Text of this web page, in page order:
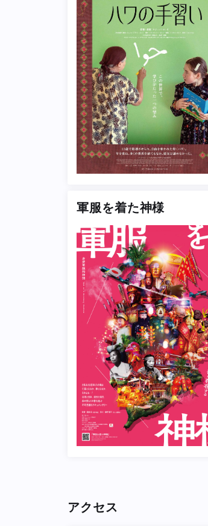
軍服を着た神様
アクセス